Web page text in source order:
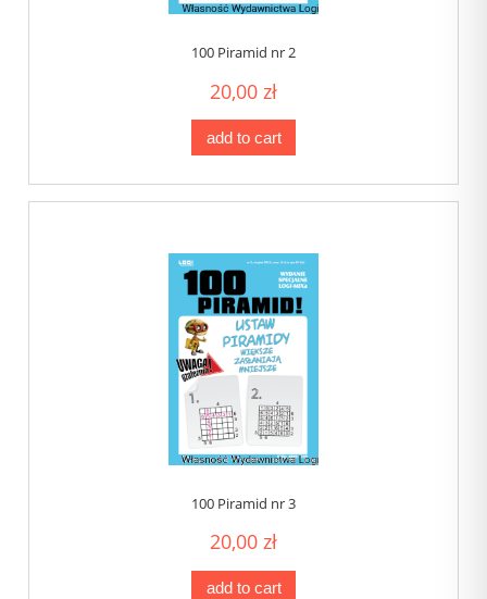
100 Piramid nr 2
20,00 zł
add to cart
100 Piramid nr 3
20,00 zł
add to cart